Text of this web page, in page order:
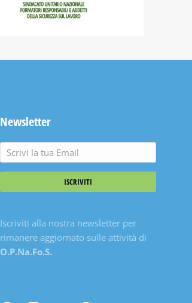
Newsletter
ISCRIVITI
Iscriviti alla nostra newsletter per
rimanere aggiornato sulle attività di
O.P.Na.Fo.S.